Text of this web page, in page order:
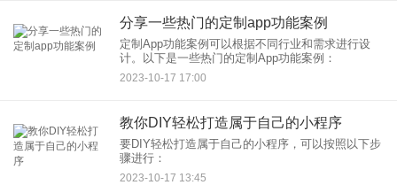
分享一些热门的定制app功能案例
定制App功能案例可以根据不同行业和需求进行设
计。以下是一些热门的定制App功能案例：
2023-10-17 17:00
教你DIY轻松打造属于自己的小程序
要DIY轻松打造属于自己的小程序，可以按照以下步
骤进行：
2023-10-17 13:45